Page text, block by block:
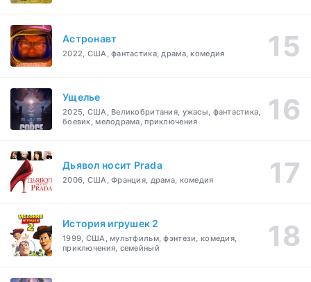
Астронавт
2022, США, фантастика, драма, комедия
Ущелье
2025, США, Великобритания, ужасы, фантастика,
боевик, мелодрама, приключения
Дьявол носит Prada
2006, США, Франция, драма, комедия
История игрушек 2
1999, США, мультфильм, фэнтези, комедия,
приключения, семейный